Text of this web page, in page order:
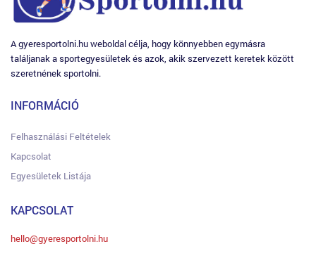
A gyeresportolni.hu weboldal célja, hogy könnyebben egymásra
találjanak a sportegyesületek és azok, akik szervezett keretek között
szeretnének sportolni.
INFORMÁCIÓ
Felhasználási Feltételek
Kapcsolat
Egyesületek Listája
KAPCSOLAT
hello@gyeresportolni.hu